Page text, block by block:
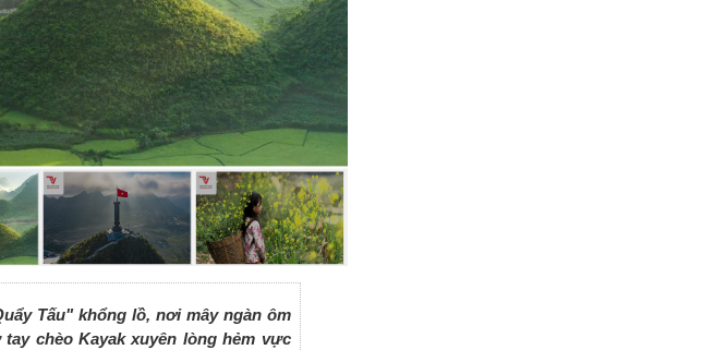
Tấu" khổng lồ, nơi mây ngàn ôm
chèo Kayak xuyên lòng hẻm vực